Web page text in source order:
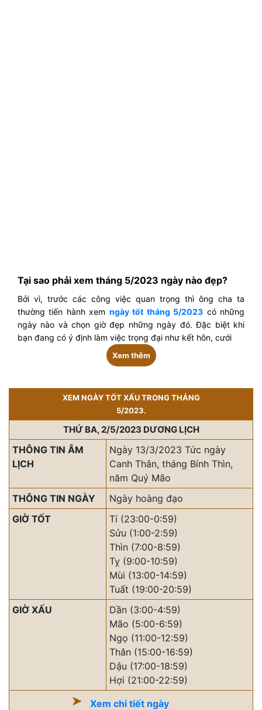
Tại sao phải xem tháng 5/2023 ngày nào đẹp?
Bởi vì, trước các công việc quan trọng thì ông cha ta
thường tiến hành xem ngày tốt tháng 5/2023 có những
ngày nào và chọn giờ đẹp những ngày đó. Đặc biệt khi
bạn đang có ý định làm việc trọng đại như kết hôn, cưới
Xem thêm
XEM NGÀY TỐT XẤU TRONG THÁNG
5/2023.
THỨ BA, 2/5/2023 DƯƠNG LỊCH
THÔNG TIN ÂM
LỊCH
Ngày 13/3/2023 Tức ngày
Canh Thân, tháng Bính Thìn,
năm Quý Mão
THÔNG TIN NGÀY
Ngày hoàng đạo
GIỜ TỐT
Tí (23:00-0:59)
Sửu (1:00-2:59)
Thìn (7:00-8:59)
Tỵ (9:00-10:59)
Mùi (13:00-14:59)
Tuất (19:00-20:59)
GIỜ XẤU
Dần (3:00-4:59)
Mão (5:00-6:59)
Ngọ (11:00-12:59)
Thân (15:00-16:59)
Dậu (17:00-18:59)
Hợi (21:00-22:59)
Xem chi tiết ngày